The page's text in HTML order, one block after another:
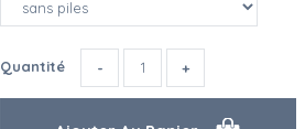
Quantité